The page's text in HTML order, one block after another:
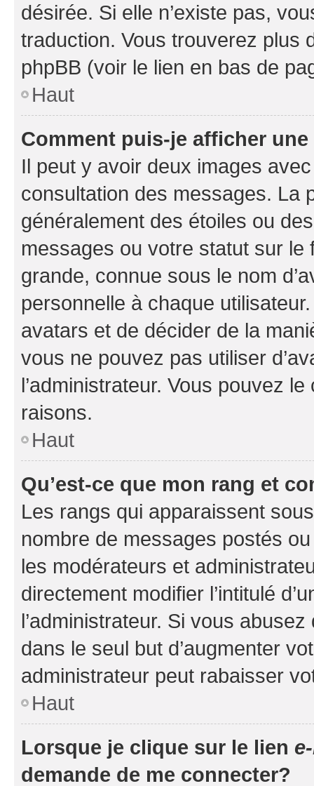
désirée. Si elle n’existe pas,
traduction. Vous trouverez plus
phpBB (voir le lien en bas de
Haut
Comment puis-je afficher
Il peut y avoir deux images
consultation des messages. La
généralement des étoiles ou
messages ou votre statut sur
grande, connue sous le nom
personnelle à chaque utilisateur.
avatars et de décider de la
vous ne pouvez pas utiliser
l’administrateur. Vous pouvez
raisons.
Haut
Qu’est-ce que mon rang et
Les rangs qui apparaissent
nombre de messages postés
les modérateurs et
directement modifier l’intitulé
l’administrateur. Si vous
dans le seul but d’augmenter
administrateur peut rabaisser
Haut
Lorsque je clique sur le lien
demande de me connecter?